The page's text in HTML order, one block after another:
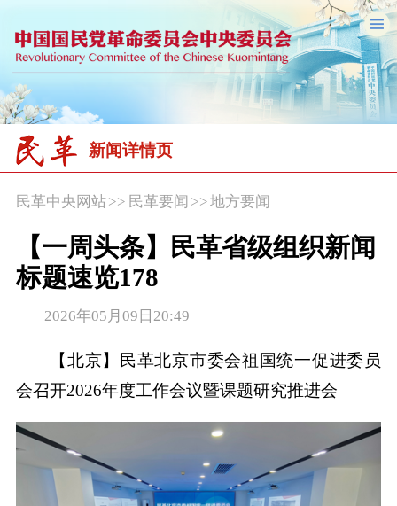
新闻详情页
民革中央网站>> 民革要闻 >>地方要闻
【一周头条】民革省级组织新闻
标题速览178
2026年05月09日20:49
【北京】民革北京市委会祖国统一促进委员
会召开2026年度工作会议暨课题研究推进会